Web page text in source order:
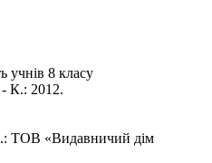
учнів 8 класу
К.: 2012.
К.: ТОВ «Видавничий дім